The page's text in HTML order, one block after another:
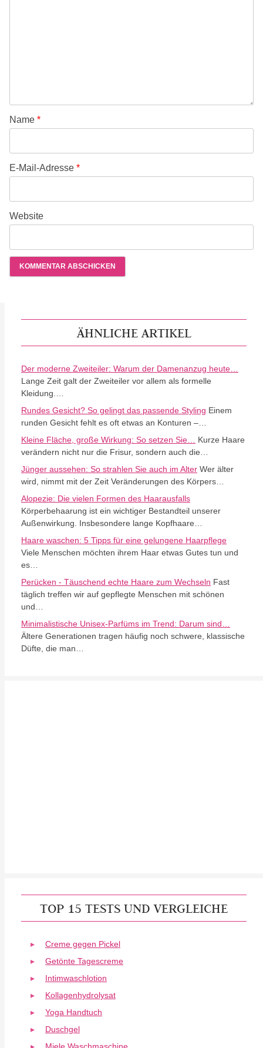
Name *
E-Mail-Adresse *
Website
ÄHNLICHE ARTIKEL
Der moderne Zweiteiler: Warum der Damenanzug heute…
Lange Zeit galt der Zweiteiler vor allem als formelle
Kleidung.…
Rundes Gesicht? So gelingt das passende Styling Einem
runden Gesicht fehlt es oft etwas an Konturen –…
Kleine Fläche, große Wirkung: So setzen Sie… Kurze Haare
verändern nicht nur die Frisur, sondern auch die…
Jünger aussehen: So strahlen Sie auch im Alter Wer älter
wird, nimmt mit der Zeit Veränderungen des Körpers…
Alopezie: Die vielen Formen des Haarausfalls
Körperbehaarung ist ein wichtiger Bestandteil unserer
Außenwirkung. Insbesondere lange Kopfhaare…
Haare waschen: 5 Tipps für eine gelungene Haarpflege
Viele Menschen möchten ihrem Haar etwas Gutes tun und
es…
Perücken - Täuschend echte Haare zum Wechseln Fast
täglich treffen wir auf gepflegte Menschen mit schönen
und…
Minimalistische Unisex-Parfüms im Trend: Darum sind…
Ältere Generationen tragen häufig noch schwere, klassische
Düfte, die man…
TOP 15 TESTS UND VERGLEICHE
Creme gegen Pickel
Getönte Tagescreme
Intimwaschlotion
Kollagenhydrolysat
Yoga Handtuch
Duschgel